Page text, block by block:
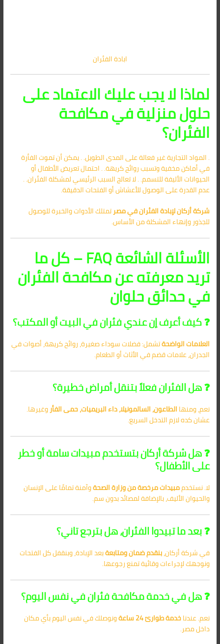
ابادة الفئران
لماذا لا يجب عليك الاعتماد على
حلول منزلية في مكافحة
الفئران؟
. المواد التجارية غير فعالة على المدى الطويل. . يمكن أن تموت الفأرة
في أماكن مخفية وتسبب روائح كريهة. . احتمال تعريض الأطفال أو
الحيوانات الأليفة للتسمم. . لا تعالج السبب الرئيسي لمشكلة الفئران. .
عدم القدرة على الوصول للأعشاش أو الفتحات الدقيقة.
شركة أركان لإبادة الفئران في مصرتمتلك الأدوات والخبرة للوصول
للجذور وإنهاء المشكلة من الأساس.
الأسئلة الشائعة FAQ – كل ما
تريد معرفته عن مكافحة الفئران
في حدائق حلوان
❓ كيف أعرف إن عندي فئران في البيت أو المكتب؟
العلامات الواضحةتشمل: فضلات سوداء صغيرة، روائح كريهة، أصوات في
الجدران، علامات قضم في الأثاث أو الطعام.
❓ هل الفئران فعلاً بتنقل أمراض خطيرة؟
نعم، ومنهاالطاعون، السالمونيلا، داء البريميات، حمى الفأروغيرها.
عشان كده لازم التدخل السريع.
❓ هل شركة أركان بتستخدم مبيدات سامة أو خطر
على الأطفال؟
لا. نستخدممبيدات مرخصة من وزارة الصحةوآمنة تمامًا على الإنسان
والحيوان الأليف، بالإضافة لمصائد بدون سم.
❓ بعد ما تبيدوا الفئران، هل بترجع تاني؟
في شركة أركان،بنقدم ضمان ومتابعةبعد الإبادة، وبنقفل كل الفتحات
ونوجهك لإجراءات وقائية تمنع رجوعها.
❓ هل في خدمة مكافحة فئران في نفس اليوم؟
نعم. عندناخدمة طوارئ 24 ساعة
ونوصلك في نفس اليوم بأي مكان
داخل مصر.